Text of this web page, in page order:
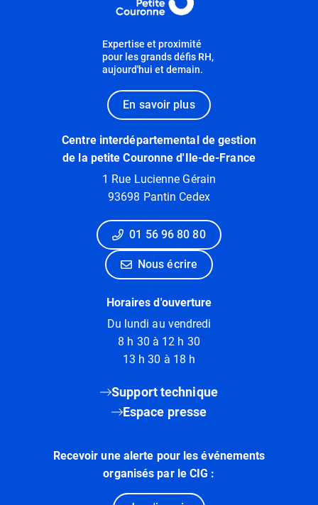
Expertise et proximité
pour les grands défis RH,
aujourd'hui et demain.
En savoir plus
Centre interdépartemental de gestion
de la petite Couronne d'Ile-de-France
1 Rue Lucienne Gérain
93698 Pantin Cedex
01 56 96 80 80
Nous écrire
Horaires d'ouverture
Du lundi au vendredi
8 h 30 à 12 h 30
13 h 30 à 18 h
Support technique
Espace presse
Recevoir une alerte pour les événements
organisés par le CIG :